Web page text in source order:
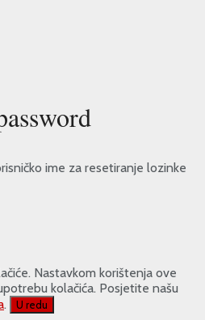
ime za resetiranje lozinke
Nastavkom korištenja ove
kolačića. Posjetite našu
. U redu